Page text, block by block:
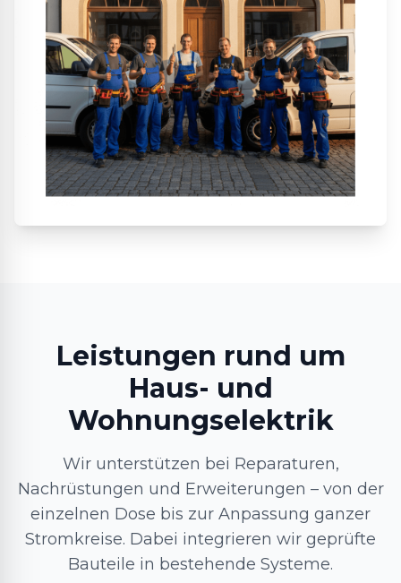
Leistungen rund um
Haus- und
Wohnungselektrik
Wir unterstützen bei Reparaturen,
Nachrüstungen und Erweiterungen – von der
einzelnen Dose bis zur Anpassung ganzer
Stromkreise. Dabei integrieren wir geprüfte
Bauteile in bestehende Systeme.